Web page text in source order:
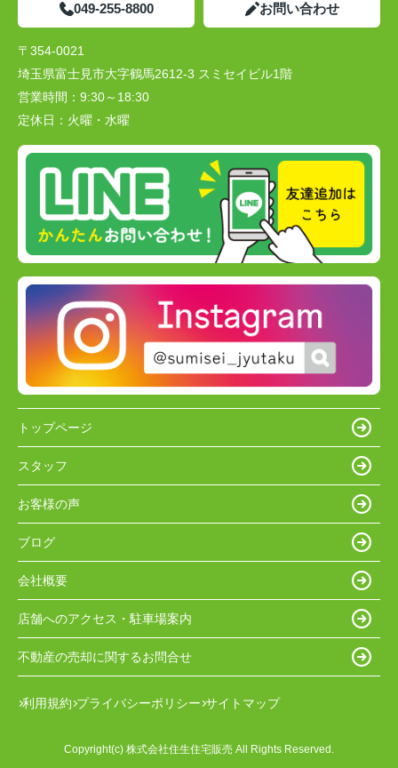
049-255-8800 お問い合わせ
〒354-0021
埼玉県富士見市大字鶴馬2612-3 スミセイビル1階
営業時間： 9:30～18:30
定休日： 火曜・水曜
トップページ
スタッフ
お客様の声
ブログ
会社概要
店舗へのアクセス・駐車場案内
不動産の売却に関するお問合せ
利用規約 プライバシーポリシー サイトマップ
Copyright(c) 株式会社住生住宅販売 All Rights Reserved.